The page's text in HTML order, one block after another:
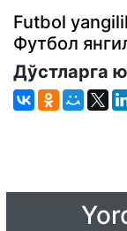
Futbol
Футбол
Дўстларга